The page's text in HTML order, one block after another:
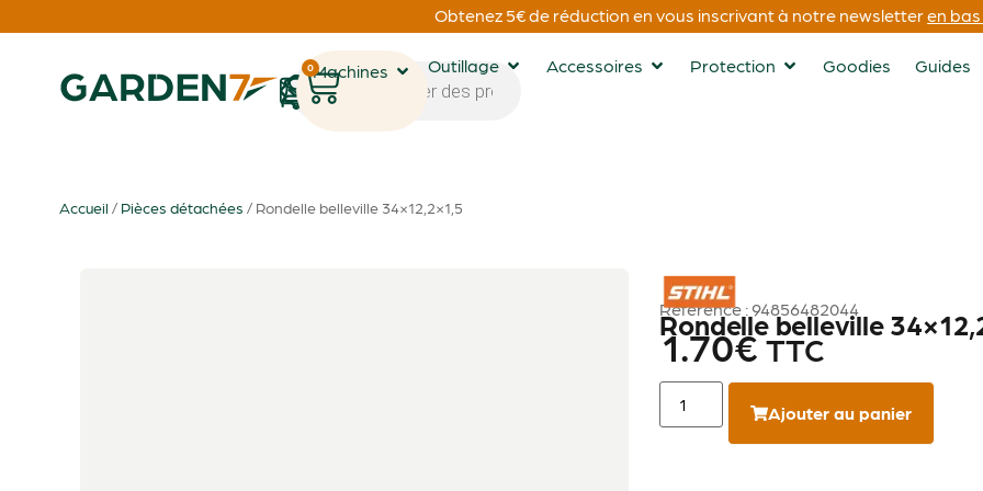
Obtenez 5€ de réduction en vous inscrivant à notre newsletteren
1
0Machines Outillage Accessoires Protection Goodies Guides
Accueil / Pièces détachées / Rondelle belleville 34×12,2×1,5
STIHL
Référence : 94856482044
Rondelle belleville
1.70€ TTC
Ajouter au panier